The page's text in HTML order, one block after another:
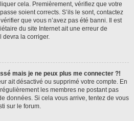
cela. Premièrement, vérifiez que votre
soient corrects. S’ils le sont, contactez
que vous n’avez pas été banni. Il est
du site Internet ait une erreur de
devra la corriger.
mais je ne peux plus me connecter ?!
ait désactivé ou supprimé votre compte. En
les membres ne postant pas
données. Si cela vous arrive, tentez de vous
sur le forum.